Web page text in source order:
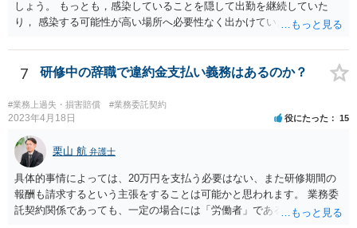
しょう。 もっとも，感染していることを隠して出勤を継続していた
り， 感染する可能性が高い場所へ必要性なく出かけていたりした場合
るリスクがあり得ると思います。 もし事業所閉鎖になった場合には損
害が大きくなりますので，注意が必要ですね。
7 研修中の辞職で違約金支払い義務はあるのか？
#業務上過失・損害賠償 #業務委託契約
2023年4月18日 役にたった 15
栗山 航 弁護士
具体的事情によっては、20万円を支払う必要はない、また研修期間の
報酬も請求するという主張をすることは可能かと思われます。 業務委
託契約関係であっても、一定の場合には「労働者」であるとして労働